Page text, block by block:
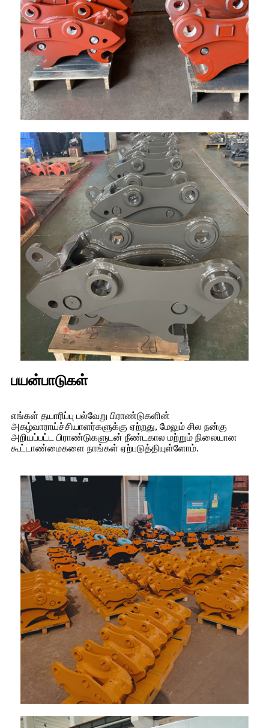
பயன்பாடுகள்
எங்கள் தயாரிப்பு பல்வேறு பிராண்டுகளின்
அகழ்வாராய்ச்சியாளர்களுக்கு ஏற்றது, மேலும் சில நன்கு
அறியப்பட்ட பிராண்டுகளுடன் நீண்டகால மற்றும் நிலையான
கூட்டாண்மைகளை நாங்கள் ஏற்படுத்தியுள்ளோம்.